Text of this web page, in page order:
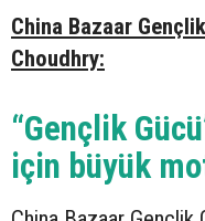
China Bazaar
Choudhry:
“Gençlik
için büyük